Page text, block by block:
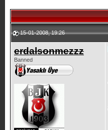
15-01-2008, 19:26
erdalsonmezzz
Banned